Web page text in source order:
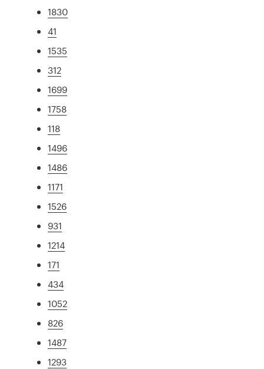
1830
41
1535
312
1699
1758
118
1496
1486
1171
1526
931
1214
171
434
1052
826
1487
1293